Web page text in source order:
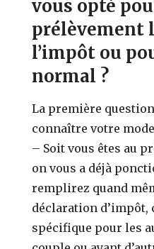
vous opté
prélèvement
l’impôt ou
normal ?
La première
connaître votre
– Soit vous êtes au
on vous a déjà
remplirez quand
déclaration
spécifique pour les